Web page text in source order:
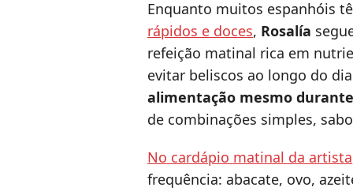
Enquanto muitos espanhóis
rápidos e doces, Rosalía
refeição matinal rica em
evitar beliscos ao longo do
alimentação mesmo
de combinações simples,
No cardápio matinal da artista
frequência: abacate, ovo,